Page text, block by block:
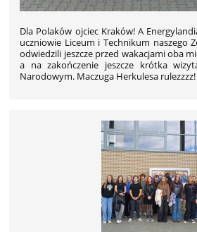
Dla Polaków ojciec Kraków! A
uczniowie Liceum i Technikum naszego
odwiedzili jeszcze przed wakacjami oba
a na zakończenie jeszcze krótka
Narodowym. Maczuga Herkulesa rulezzzz!